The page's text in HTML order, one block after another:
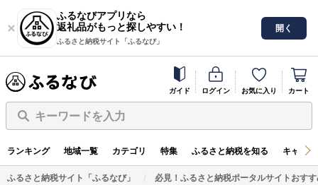
ふるなびアプリなら
返礼品がもっと探しやすい！
ふるさと納税サイト「ふるなび」
開く
ガイド ログイン お気に入り カート
キーワードを入力
ランキング 地域一覧 カテゴリ 特集 ふるさと納税を知る キャン
ふるさと納税サイト「ふるなび」 必見！ふるさと納税ポータルサイトおす